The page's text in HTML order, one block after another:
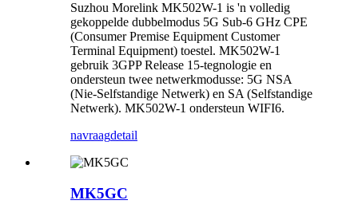
Suzhou Morelink MK502W-1 is 'n volledig
gekoppelde dubbelmodus 5G Sub-6 GHz CPE
(Consumer Premise Equipment Customer
Terminal Equipment) toestel. MK502W-1
gebruik 3GPP Release 15-tegnologie en
ondersteun twee netwerkmodusse: 5G NSA
(Nie-Selfstandige Netwerk) en SA (Selfstandige
Netwerk). MK502W-1 ondersteun WIFI6.
navraagdetail
MK5GC